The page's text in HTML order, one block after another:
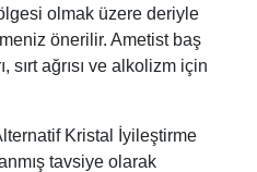
olmak üzere deriyle
önerilir. Ametist baş
sırt ağrısı ve alkolizm için
Kristal İyileştirme
tavsiye olarak